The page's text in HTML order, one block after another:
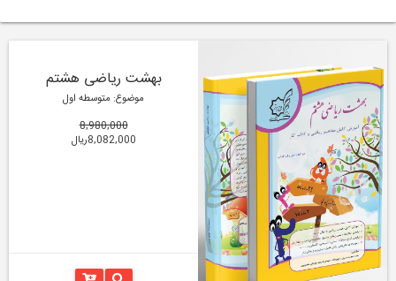
بهشت ریاضی هشتم
موضوع: متوسطه اول
8,980,000
8,082,000ریال